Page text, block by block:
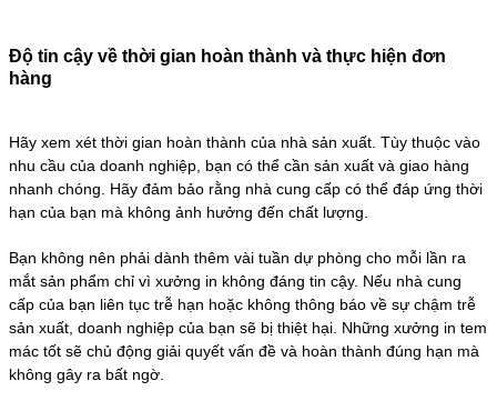
Độ tin cậy về thời gian hoàn thành và thực hiện đơn
hàng
Hãy xem xét thời gian hoàn thành của nhà sản xuất. Tùy thuộc vào
nhu cầu của doanh nghiệp, bạn có thể cần sản xuất và giao hàng
nhanh chóng. Hãy đảm bảo rằng nhà cung cấp có thể đáp ứng thời
hạn của bạn mà không ảnh hưởng đến chất lượng.
Bạn không nên phải dành thêm vài tuần dự phòng cho mỗi lần ra
mắt sản phẩm chỉ vì xưởng in không đáng tin cậy. Nếu nhà cung
cấp của bạn liên tục trễ hạn hoặc không thông báo về sự chậm trễ
sản xuất, doanh nghiệp của bạn sẽ bị thiệt hại. Những xưởng in tem
mác tốt sẽ chủ động giải quyết vấn đề và hoàn thành đúng hạn mà
không gây ra bất ngờ.